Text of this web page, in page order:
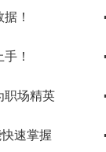
！
！
职场精英
速掌握